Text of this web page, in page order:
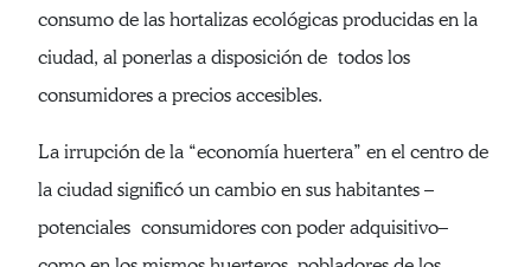
consumo de las hortalizas ecológicas producidas en la
ciudad, al ponerlas a disposición de todos los
consumidores a precios accesibles.
La irrupción de la “economía huertera” en el centro de
la ciudad significó un cambio en sus habitantes –
potenciales consumidores con poder adquisitivo–